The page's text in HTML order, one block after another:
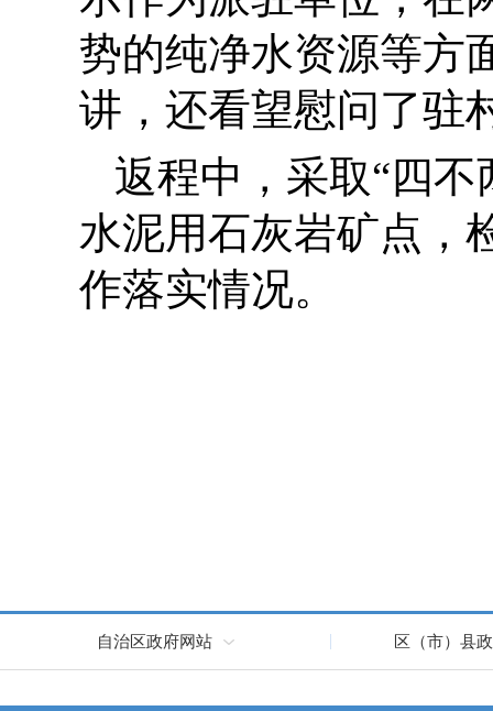
势的纯净水资源等方
讲，还看望慰问了驻
返程中，采取“四不
水泥用石灰岩矿点，
作落实情况。
自治区政府网站 区（市）县